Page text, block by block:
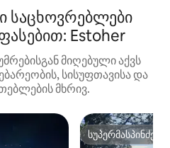
საცხოვრებლები
Estoher
მიღებული აქვს
სისუფთავისა და
მხრივ.
ვარიანტი